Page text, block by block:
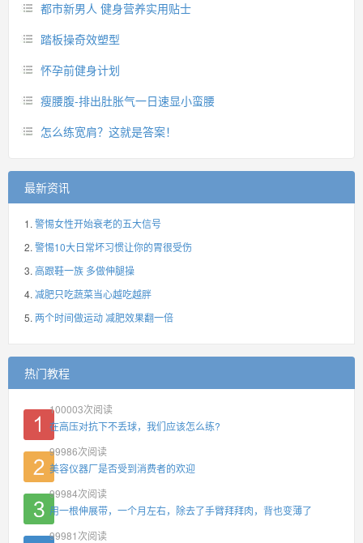
都市新男人 健身营养实用贴士
踏板操奇效塑型
怀孕前健身计划
瘦腰腹-排出肚胀气一日速显小蛮腰
怎么练宽肩？这就是答案！
最新资讯
警惕女性开始衰老的五大信号
警惕10大日常坏习惯让你的胃很受伤
高跟鞋一族 多做伸腿操
减肥只吃蔬菜当心越吃越胖
两个时间做运动 减肥效果翻一倍
热门教程
100003次阅读
在高压对抗下不丢球，我们应该怎么练?
99986次阅读
美容仪器厂是否受到消费者的欢迎
99984次阅读
用一根伸展带，一个月左右，除去了手臂拜拜肉，背也变薄了
99981 次阅读